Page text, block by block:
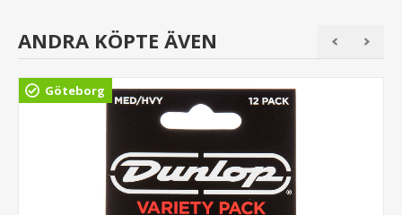
ANDRA KÖPTE ÄVEN
Göteborg